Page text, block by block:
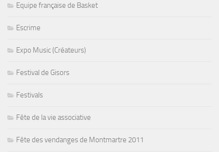
Equipe française de Basket
Escrime
Expo Music (Créateurs)
Festival de Gisors
Festivals
Fête de la vie associative
Fête des vendanges de Montmartre 2011